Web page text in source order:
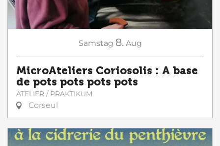
Samstag 8. Aug
MicroAteliers Coriosolis : A base
de pots pots pots pots
ATELIER / PRAKTIKUM
Corseul